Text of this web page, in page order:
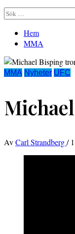
Sök
efter:
Hem
MMA
MMA Nyheter UFC
AvCarl Strandberg/